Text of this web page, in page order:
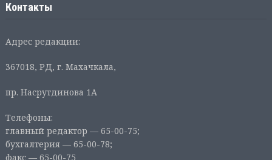
Контакты
Адрес редакции:
367018, РД, г. Махачкала,
пр. Насрутдинова 1А
Телефоны:
главный редактор — 65-00-75;
бухгалтерия — 65-00-78;
факс — 65-00-75